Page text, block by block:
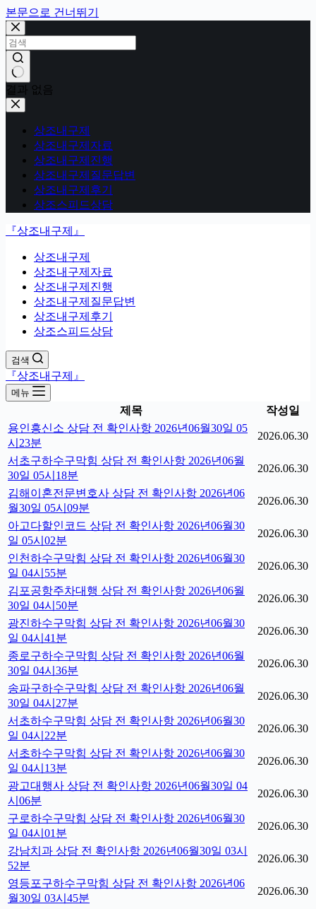
본문으로 건너뛰기
결과 없음
상조내구제
상조내구제자료
상조내구제진행
상조내구제질문답변
상조내구제후기
상조스피드상담
『상조내구제』
상조내구제
상조내구제자료
상조내구제진행
상조내구제질문답변
상조내구제후기
상조스피드상담
검색
『상조내구제』
메뉴
제목
작성일
용인흥신소 상담 전 확인사항 2026년06월30일 05
시23분
2026.06.30
서초구하수구막힘 상담 전 확인사항 2026년06월
30일 05시18분
2026.06.30
김해이혼전문변호사 상담 전 확인사항 2026년06
월30일 05시09분
2026.06.30
아고다할인코드 상담 전 확인사항 2026년06월30
일 05시02분
2026.06.30
인천하수구막힘 상담 전 확인사항 2026년06월30
일 04시55분
2026.06.30
김포공항주차대행 상담 전 확인사항 2026년06월
30일 04시50분
2026.06.30
광진하수구막힘 상담 전 확인사항 2026년06월30
일 04시41분
2026.06.30
종로구하수구막힘 상담 전 확인사항 2026년06월
30일 04시36분
2026.06.30
송파구하수구막힘 상담 전 확인사항 2026년06월
30일 04시27분
2026.06.30
서초하수구막힘 상담 전 확인사항 2026년06월30
일 04시22분
2026.06.30
서초하수구막힘 상담 전 확인사항 2026년06월30
일 04시13분
2026.06.30
광고대행사 상담 전 확인사항 2026년06월30일 04
시06분
2026.06.30
구로하수구막힘 상담 전 확인사항 2026년06월30
일 04시01분
2026.06.30
강남치과 상담 전 확인사항 2026년06월30일 03시
52분
2026.06.30
영등포구하수구막힘 상담 전 확인사항 2026년06
월30일 03시45분
2026.06.30